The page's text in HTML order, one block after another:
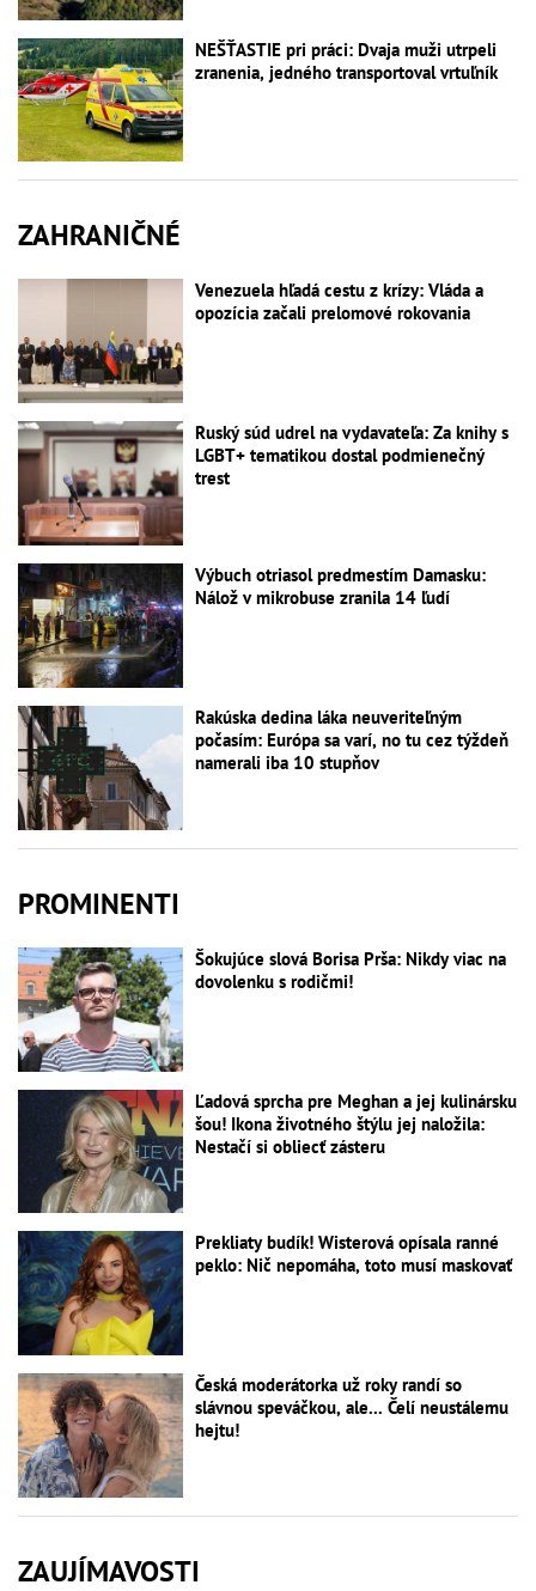
NEŠŤASTIE pri práci: Dvaja muži utrpeli
zranenia, jedného transportoval vrtuľník
ZAHRANIČNÉ
Venezuela hľadá cestu z krízy: Vláda a
opozícia začali prelomové rokovania
Ruský súd udrel na vydavateľa: Za knihy s
LGBT+ tematikou dostal podmienečný
trest
Výbuch otriasol predmestím Damasku:
Nálož v mikrobuse zranila 14 ľudí
Rakúska dedina láka neuveriteľným
počasím: Európa sa varí, no tu cez týždeň
namerali iba 10 stupňov
PROMINENTI
Šokujúce slová Borisa Prša: Nikdy viac na
dovolenku s rodičmi!
Ľadová sprcha pre Meghan a jej kulinársku
šou! Ikona životného štýlu jej naložila:
Nestačí si obliecť zásteru
Prekliaty budík! Wisterová opísala ranné
peklo: Nič nepomáha, toto musí maskovať
Česká moderátorka už roky randí so
slávnou speváčkou, ale... Čelí neustálemu
hejtu!
ZAUJÍMAVOSTI